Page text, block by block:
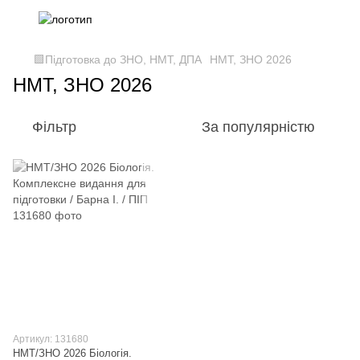
🟩Підготовка до ЗНО, НМТ, ДПА НМТ, ЗНО 2026
НМТ, ЗНО 2026
Фільтр За популярністю
Артикул: 131680
НМТ/ЗНО 2026 Біологія.